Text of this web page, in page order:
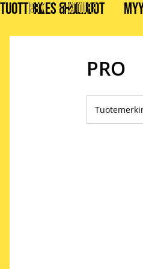
TUOTTEET HUOLLOT
BIKES & STUFF
PRO